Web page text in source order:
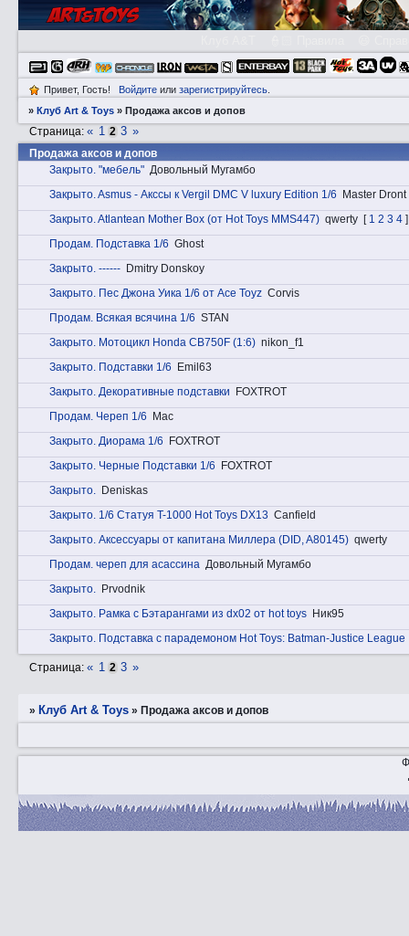
Привет, Гость! Войдитеили зарегистрируйтесь.
»Клуб Art & Toys »Продажа аксов и допов
Продажа аксов и допов
Страница:« 1 2 3 »
Закрытo. "мебель" Довольный Мугамбо
Закрытo. Asmus - Аксcы к Vergil DMC V luxury Edition 1/6
Master Dront
Закрытo. Atlantean Mother Box (от Hot Toys MMS447) qwerty [ 1 2 3 4 ]
Прoдам. Подставка 1/6 Ghost
Закрытo. ------ Dmitry Donskoy
Закрытo. Пес Джона Уика 1/6 от Ace Toyz Corvis
Прoдам. Всякая всячина 1/6 STAN
Закрытo. Мотоцикл Honda CB750F (1:6) nikon_f1
Закрытo. Подставки 1/6
Emil63
Закрытo. Декоративные подставки
FOXTROT
Прoдам. Череп 1/6
Mac
Закрытo. Диорама 1/6
FOXTROT
Закрытo. Черные Подставки 1/6
FOXTROT
Закрытo. Deniskas
Закрытo. 1/6 Статуя T-1000 Hot Toys DX13 Canfield
Закрытo. Аксессуары от капитана Миллера (DID, A80145) qwerty
Прoдам. череп для асассина Довольный Мугамбо
Закрытo. Prvodnik
Закрытo. Рамка с Бэтарангами из dx02 от hot toys Ник95
Закрытo. Подставка с парадемоном Hot Toys: Batman-Justice League
Страница:« 1 2 3 »
» Клуб Art & Toys »Продажа аксов и допов